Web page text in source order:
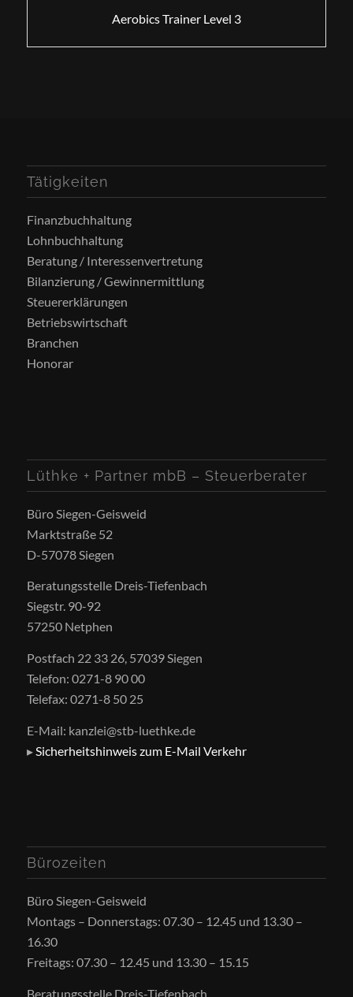
Aerobics Trainer Level 3
Tätigkeiten
Finanzbuchhaltung
Lohnbuchhaltung
Beratung / Interessenvertretung
Bilanzierung / Gewinnermittlung
Steuererklärungen
Betriebswirtschaft
Branchen
Honorar
Lüthke + Partner mbB – Steuerberater
Büro Siegen-Geisweid
Marktstraße 52
D-57078 Siegen
Beratungsstelle Dreis-Tiefenbach
Siegstr. 90-92
57250 Netphen
Postfach 22 33 26, 57039 Siegen
Telefon: 0271-8 90 00
Telefax: 0271-8 50 25
E-Mail: kanzlei@stb-luethke.de
▸ Sicherheitshinweis zum E-Mail Verkehr
Bürozeiten
Büro Siegen-Geisweid
Montags – Donnerstags: 07.30 – 12.45 und 13.30 –
16.30
Freitags: 07.30 – 12.45 und 13.30 – 15.15
Beratungsstelle Dreis-Tiefenbach